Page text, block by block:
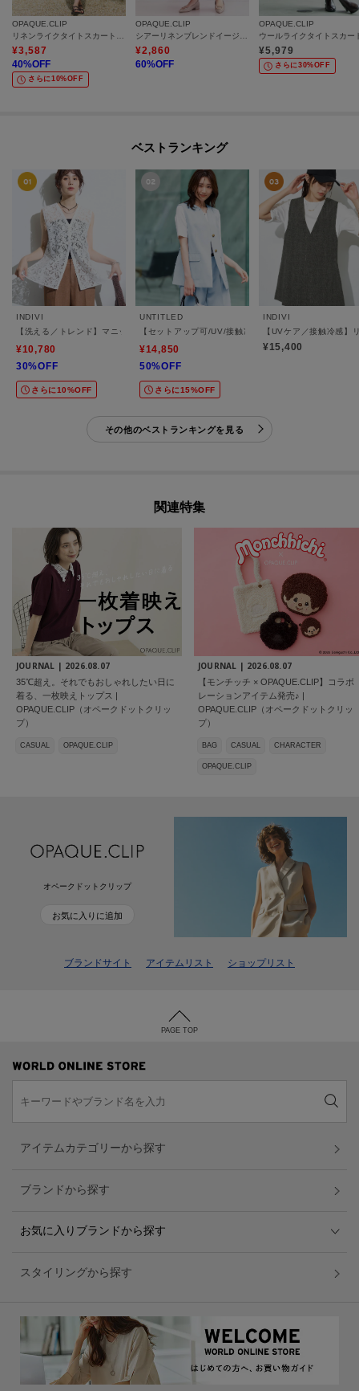
OPAQUE.CLIP
リネンライクタイトスカート【洗濯機OK】
¥3,587
40%OFF
さらに10%OFF
OPAQUE.CLIP
シアーリネンブレンドイージープリーツスカート【洗濯機OK】
¥2,860
60%OFF
OPAQUE.CLIP
¥5,979
さらに30%OFF
ベストランキング
INDIVI
【洗える／トレンド】マニッシュレースベスト
¥10,780
30%OFF
さらに10%OFF
UNTITLED
【セットアップ可/UV/接触冷感】スラブキーネックジレ
¥14,850
50%OFF
さらに15%OFF
INDIVI
【UVケア／接触冷感】
¥15,400
その他のベストランキングを見る
関連特集
JOURNAL | 2026.08.07
35℃超え。それでもおしゃれしたい日に
着る、一枚映えトップス |
OPAQUE.CLIP（オペークドットクリッ
プ）
CASUAL OPAQUE.CLIP
JOURNAL | 2026.08.07
【モンチッチ × OPAQUE.CLIP】コラボ
レーションアイテム発売♪ |
OPAQUE.CLIP（オペークドットクリッ
プ）
BAG CASUAL CHARACTER
OPAQUE.CLIP
オペークドットクリップ
お気に入りに追加
ブランドサイト アイテムリスト ショップリスト
PAGE TOP
アイテムカテゴリーから探す
ブランドから探す
お気に入りブランドから探す
スタイリングから探す